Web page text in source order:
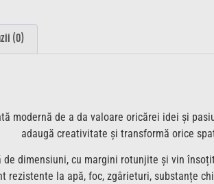
(0)
modernă de a da valoare oricărei idei și
adaugă creativitate și transformă orice
dimensiuni, cu margini rotunjite și vin
rezistente la apă, foc, zgârieturi, substanțe